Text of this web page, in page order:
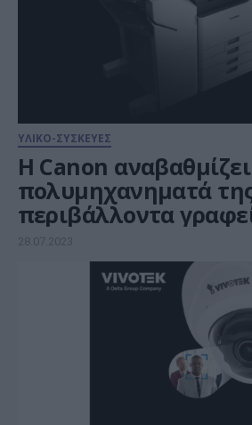
ΥΛΙΚΟ-ΣΥΣΚΕΥΕΣ
Η Canon
πολυμηχανηματά
περιβάλλοντα
ενισχύοντας τα
ασφάλειας και
28.07.2023